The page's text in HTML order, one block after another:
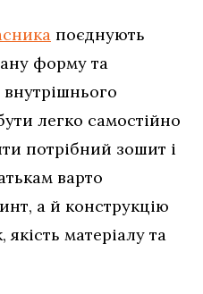
поєднують
форму та
внутрішнього
легко самостійно
потрібний зошит і
варто
а й конструкцію
матеріалу та